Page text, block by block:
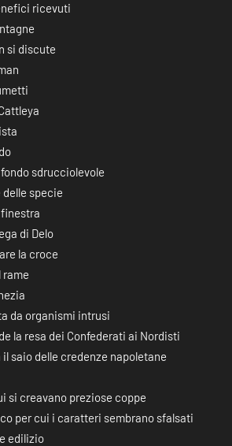
ricevuti
si discute
sdrucciolevole
delle specie
di Delo
la croce
rame
da organismi intrusi
la resa dei Confederati ai Nordisti
saio delle credenze napoletane
si creavano preziose coppe
per cui i caratteri sembrano sfalsati
edilizio